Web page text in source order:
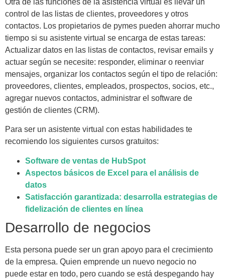
Otra de las funciones de la asistencia virtual es llevar un
control de las listas de clientes, proveedores y otros
contactos. Los propietarios de pymes pueden ahorrar mucho
tiempo si su asistente virtual se encarga de estas tareas:
Actualizar datos en las listas de contactos, revisar emails y
actuar según se necesite: responder, eliminar o reenviar
mensajes, organizar los contactos según el tipo de relación:
proveedores, clientes, empleados, prospectos, socios, etc.,
agregar nuevos contactos, administrar el software de
gestión de clientes (CRM).
Para ser un asistente virtual con estas habilidades te
recomiendo los siguientes cursos gratuitos:
Software de ventas de HubSpot
Aspectos básicos de Excel para el análisis de
datos
Satisfacción garantizada: desarrolla estrategias de
fidelización de clientes en línea
Desarrollo de negocios
Esta persona puede ser un gran apoyo para el crecimiento
de la empresa. Quien emprende un nuevo negocio no
puede estar en todo, pero cuando se está despegando hay